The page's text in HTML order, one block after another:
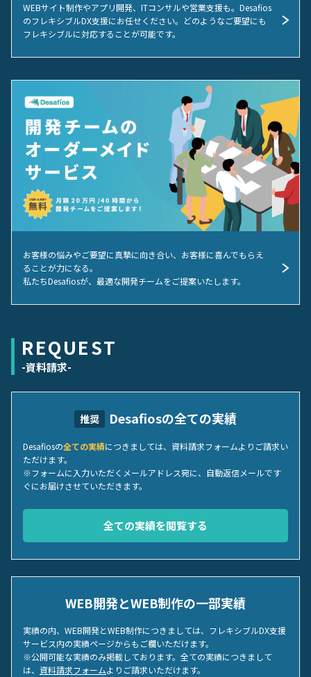
WEBサイト制作やアプリ開発、ITコンサルや営業支援も。Desafios
のフレキシブルDX支援にお任せください。どのようなご要望にも
フレキシブルに対応することが可能です。
お客様の悩みやご要望に真摯に向き合い、お客様に喜んでもらえ
ることが力になる。
私たちDesafiosが、最適な開発チームをご提案いたします。
REQUEST
-資料請求-
推奨 Desafiosの全ての実績
Desafiosの全ての実績につきましては、資料請求フォームよりご請求い
ただけます。
※フォームに入力いただくメールアドレス宛に、自動返信メールです
ぐにお届けさせていただきます。
全ての実績を閲覧する
WEB開発とWEB制作の一部実績
実績の内、WEB開発とWEB制作につきましては、フレキシブルDX支援
サービス内の実績ページからもご欄いただけます。
※公開可能な実績のみ掲載しております。全ての実績につきまして
は、 資料請求フォームよりご請求いただけます。